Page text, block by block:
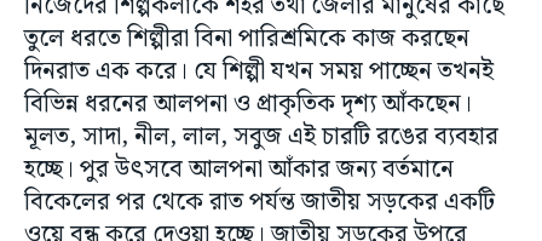
তুলে ধরতে শিল্পীরা বিনা পারিশ্রমিকে কাজ করছেন
দিনরাত এক করে। যে শিল্পী যখন সময় পাচ্ছেন তখনই
বিভিন্ন ধরনের আলপনা ও প্রাকৃতিক দৃশ্য আঁকছেন।
মূলত, সাদা, নীল, লাল, সবুজ এই চারটি রঙের ব্যবহার
হচ্ছে। পুর উৎসবে আলপনা আঁকার জন্য বর্তমানে
বিকেলের পর থেকে রাত পর্যন্ত জাতীয় সড়কের একটি